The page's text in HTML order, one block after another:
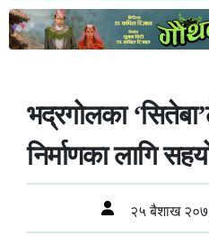
भद्रगोलका
निर्माणका लागि
२५ बैशाख